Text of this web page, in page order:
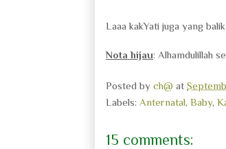
Laaa kakYati juga yang
Nota hijau: Alhamdulillah
Posted by ch@ at
Labels: Anternatal, Baby,
15 comments: